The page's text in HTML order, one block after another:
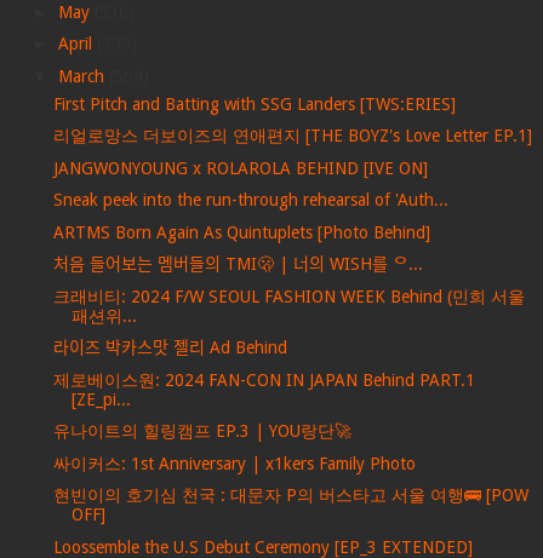
May
April
March
First Pitch and Batting with SSG Landers [TWS:ERIES]
리얼로망스 더보이즈의 연애편지 [THE BOYZ's Love Letter EP.1]
JANGWONYOUNG x ROLAROLA BEHIND [IVE ON]
Sneak peek into the run-through rehearsal of 'Auth...
ARTMS Born Again As Quintuplets [Photo Behind]
처음 들어보는 멤버들의 TMI🫢 | 너의 WISH를 ᄋ...
크래비티: 2024 F/W SEOUL FASHION WEEK Behind (민희 서울
패션위...
라이즈 박카스맛 젤리 Ad Behind
제로베이스원: 2024 FAN-CON IN JAPAN Behind PART.1
[ZE_pi...
유나이트의 힐링캠프 EP.3 | YOU랑단🚀
싸이커스: 1st Anniversary | x1kers Family Photo
현빈이의 호기심 천국 : 대문자 P의 버스타고 서울 여행🚌 [POW
OFF]
Loossemble the U.S Debut Ceremony [EP_3 EXTENDED]